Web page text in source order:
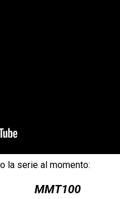
la serie al momento:
MMT100